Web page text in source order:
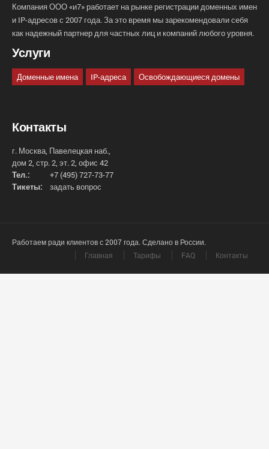
Компания ООО «и7» работает на рынке регистрации доменных имен
и IP-адресов с 2007 года. За это время мы зарекомендовали себя
как надежный партнер для частных лиц и компаний любого уровня.
Услуги
Доменные имена IP-адреса Освобождающиеся домены
Контакты
г. Москва, Павелецкая наб.,
дом 2, стр. 2, эт. 2, офис 42
Тел.:
+7 (495) 727-73-77
Тикеты:
задать вопрос
Работаем ради клиентов с 2007 года. Сделано в России.
Главная
Тарифы FAQ Контакты